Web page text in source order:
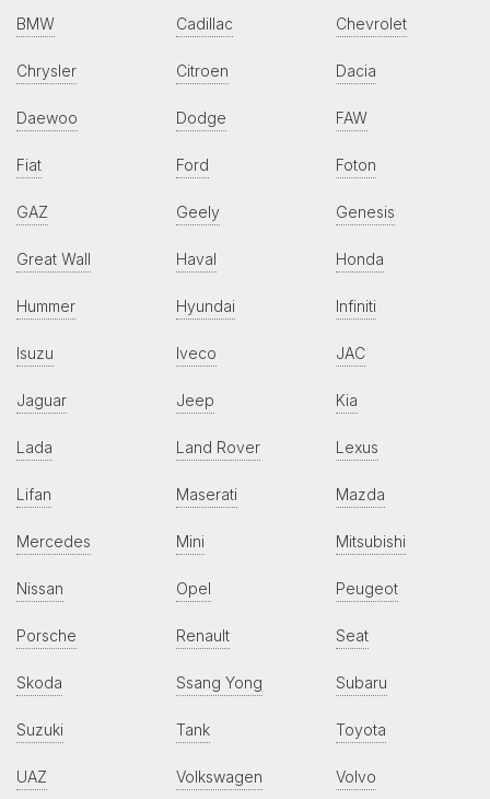
BMW Cadillac Chevrolet
Chrysler Citroen Dacia
Daewoo Dodge FAW
Fiat Ford Foton
GAZ Geely Genesis
Great Wall Haval Honda
Hummer Hyundai Infiniti
Isuzu Iveco JAC
Jaguar Jeep Kia
Lada Land Rover Lexus
Lifan Maserati Mazda
Mercedes Mini Mitsubishi
Nissan Opel Peugeot
Porsche Renault Seat
Skoda Ssang Yong Subaru
Suzuki Tank Toyota
UAZ Volkswagen Volvo